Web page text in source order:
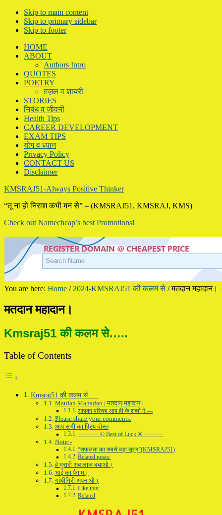
Skip to main content
Skip to primary sidebar
Skip to footer
HOME
ABOUT
Authors Intro
QUOTES
POETRY
ग़ज़ल व शायरी
STORIES
निबंध व जीवनी
Health Tips
CAREER DEVELOPMENT
EXAM TIPS
योग व ध्यान
Privacy Policy
CONTACT US
Disclaimer
KMSRAJ51-Always Positive Thinker
“तू ना हो निराश कभी मन से” – (KMSRAJ51, KMSRAJ, KMS)
Check out Namecheap’s best Promotions!
You are here: Home / 2024-KMSRAJ51 की कलम से /मतदान महादान।
मतदान महादान।
Kmsraj51 की कलम से…..
Table of Contents
Kmsraj51 की कलम से…..
Matdan Mahadan | मतदान महादान।
आपका परिचय आप ही के शब्दों में:—
Please share your comments.
आप सभी का प्रिय दोस्त
———– © Best of Luck ®———–
Note:-
“सफलता का सबसे बड़ा सूत्र”(KMSRAJ51)
Related posts:
हे मुरारी अब लाज बचाओ।
भाई का पैगाम।
गांधीगिरी अपनाओ।
Like this:
Related